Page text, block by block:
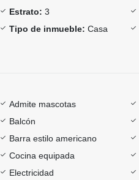
Estrato: 3
Tipo de inmueble: Casa
Admite mascotas
Balcón
Barra estilo americano
Cocina equipada
Electricidad